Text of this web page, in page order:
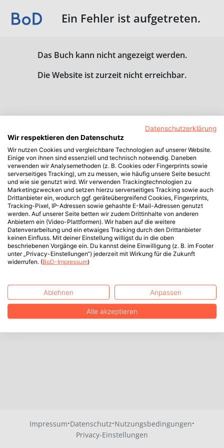
Ein Fehler ist aufgetreten.
Das Buch kann nicht angezeigt werden.
Die Website ist zurzeit nicht erreichbar.
Impressum·Datenschutz·Nutzungsbedingungen·
Privacy-Einstellungen
Datenschutzerklärung
Wir respektieren den Datenschutz
Wir nutzen Cookies und vergleichbare Technologien auf unserer Website.
Einige von ihnen sind essenziell und technisch notwendig. Daneben
verwenden wir Analysemethoden (z. B. Cookies oder Fingerprints sowie
serverseitiges Tracking), um zu messen, wie häufig unsere Seite besucht
und wie sie genutzt wird. Wir verwenden Trackingtechnologien zu
Marketingzwecken und setzen hierzu serverseitiges Tracking sowie auch
Drittanbieter ein, wodurch ggf. geräteübergreifend Cookies, Fingerprints,
Tracking-Pixel, IP-Adressen sowie gehashte E-Mail-Adressen genutzt
werden. Auf unserer Seite betten wir zudem Drittinhalte von anderen
Anbietern ein (Video-Plattformen). Wir haben auf die weitere
Datenverarbeitung und ein etwaiges Tracking durch den Drittanbieter
keinen Einfluss. Mit deiner Einstellung willigst du in die oben
beschriebenen Vorgänge ein. Du kannst deine Einwilligung (z. B. im Footer
unter „Privacy-Einstellungen“) jederzeit mit Wirkung für die Zukunft
widerrufen. (BoD-Impressum)
Ablehnen Anpassen
Alle akzeptieren